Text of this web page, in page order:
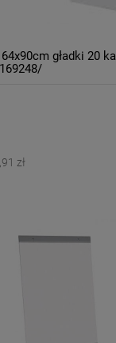
gładki 20
zł